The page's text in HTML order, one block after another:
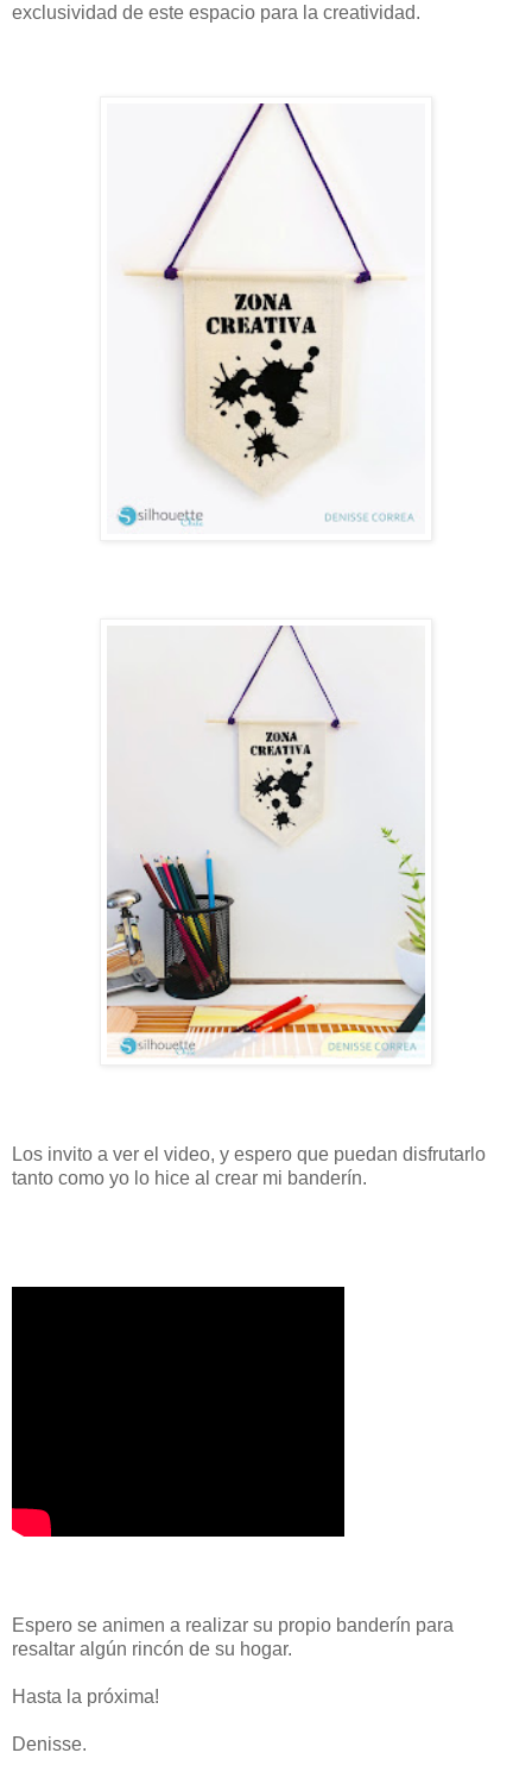
exclusividad de este espacio para la creatividad.
Los invito a ver el video, y espero que puedan disfrutarlo
tanto como yo lo hice al crear mi banderín.
Espero se animen a realizar su propio banderín para
resaltar algún rincón de su hogar.
Hasta la próxima!
Denisse.